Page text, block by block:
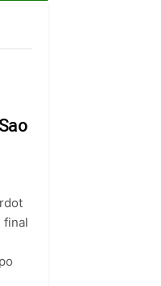
Juegos Centroamericanos
ante el Coventry
ganaba 3-0 a Jaguares
final